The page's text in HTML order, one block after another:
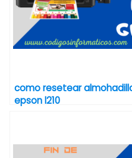
como resetear
epson l210